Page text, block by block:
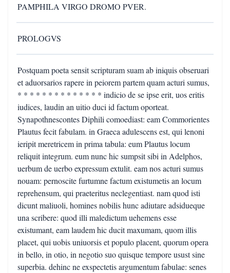
PAMPHILA VIRGO DROMO PVER.
PROLOGVS
Postquam poeta sensit scripturam suam ab iniquis obseruari
et aduorsarios rapere in peiorem partem quam acturi sumus,
* * * * * * * * * * * * * * indicio de se ipse erit, uos eritis
iudices, laudin an uitio duci id factum oporteat.
Synapothnescontes Diphili comoediast: eam Commorientes
Plautus fecit fabulam. in Graeca adulescens est, qui lenoni
ieripit meretricem in prima tabula: eum Plautus locum
reliquit integrum. eum nunc hic sumpsit sibi in Adelphos,
uerbum de uerbo expressum extulit. eam nos acturi sumus
nouam: pernoscite furtumne factum existumetis an locum
reprehensum, qui praeteritus neclegentiast. nam quod isti
dicunt maliuoli, homines nobilis hunc adiutare adsidueque
una scribere: quod illi maledictum uehemens esse
existumant, eam laudem hic ducit maxumam, quom illis
placet, qui uobis uniuorsis et populo placent, quorum opera
in bello, in otio, in negotio suo quisque tempore usust sine
superbia. dehinc ne exspectetis argumentum fabulae: senes